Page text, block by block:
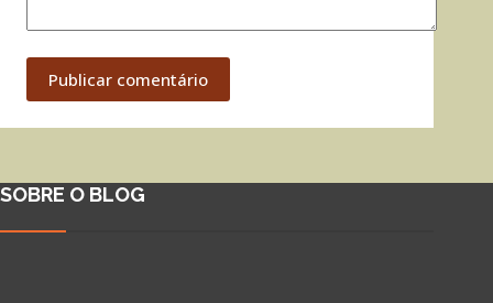
Publicar comentário
SOBRE O BLOG